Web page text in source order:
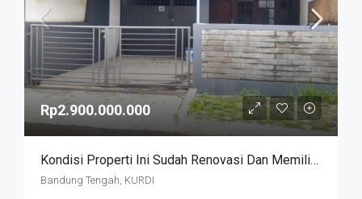
Rp2.900.000.000
Kondisi Properti Ini Sudah Renovasi Dan Memiliki Desain Scandinavian Yang Menambah Daya Tarik Dan Estetika Properti Ini. Rumah Ini Berada Di Area Perumahan/komplek. Kurdi Timur
Bandung Tengah, KURDI